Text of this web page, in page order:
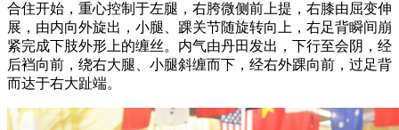
合住开始，重心控制于左腿，右胯微侧前上提，右膝由屈变伸
展，由内向外旋出，小腿、踝关节随旋转向上，右足背瞬间崩
紧完成下肢外形上的缠丝。内气由丹田发出，下行至会阴，经
后裆向前，绕右大腿、小腿斜缠而下，经右外踝向前，过足背
而达于右大趾端。